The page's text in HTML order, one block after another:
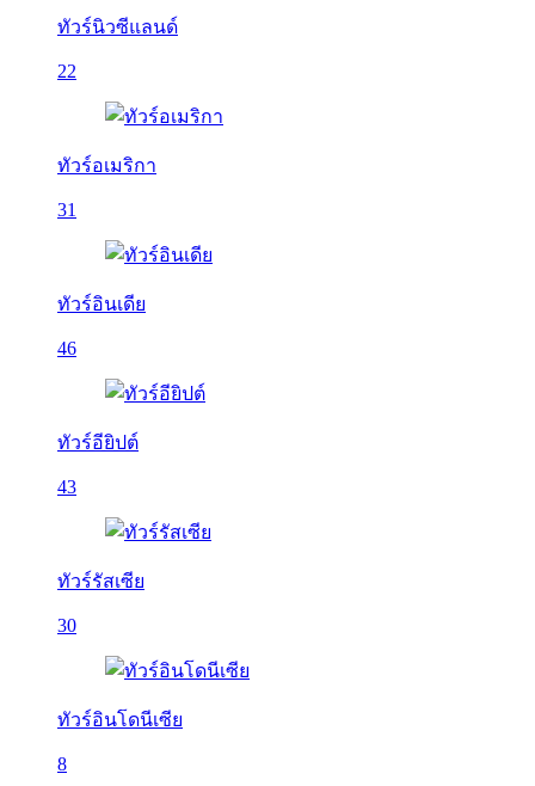
ทัวร์นิวซีแลนด์
22
ทัวร์อเมริกา
31
ทัวร์อินเดีย
46
ทัวร์อียิปต์
43
ทัวร์รัสเซีย
30
ทัวร์อินโดนีเซีย
8